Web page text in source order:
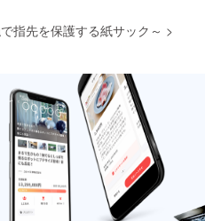
先を保護する紙サック～ >